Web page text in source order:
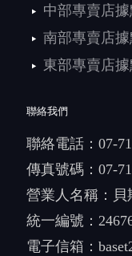
中部專賣店
南部專賣店
東部專賣店
聯絡我們
聯絡電話： 07-
傳真號碼：07-
營業人名稱：貝
統一編號：
電子信箱：